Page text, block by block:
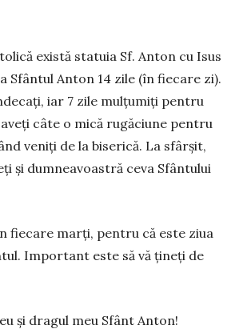
există statuia Sf. Anton cu Isus
Sfântul Anton 14 zile (în fiecare zi).
iar 7 zile mulțumiți pentru
câte o mică rugăciune pentru
veniți de la biserică. La sfârșit,
și dumneavoastră ceva Sfântului
fiecare marți, pentru că este ziua
Important este să vă țineți de
și dragul meu Sfânt Anton!